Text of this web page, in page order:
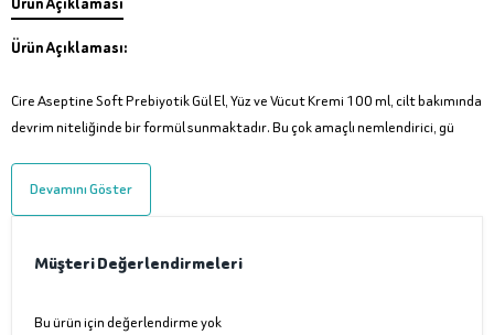
Ürün Açıklaması:
Cire Aseptine Soft Prebiyotik Gül El, Yüz ve Vücut Kremi 100 ml, cilt bakımında
devrim niteliğinde bir formül sunmaktadır. Bu çok amaçlı nemlendirici, gü
Devamını Göster
Müşteri Değerlendirmeleri
Bu ürün için değerlendirme yok